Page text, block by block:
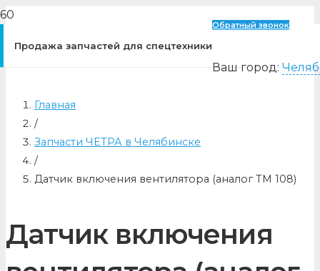
Продажа запчастей для спецтехники
Обратный звонок
Ваш город:
Главная
/
Запчасти ЧЕТРА в Челябинске
/
Датчик включения вентилятора (аналог ТМ 108)
Датчик включения